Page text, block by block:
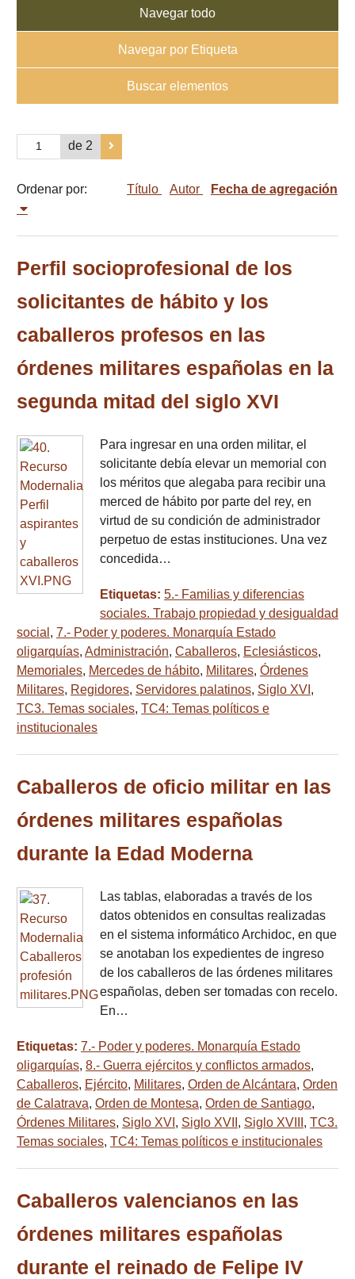
Navegar todo
Navegar por Etiqueta
Buscar elementos
de 2
Ordenar por: Título Autor Fecha de agregación
Perfil socioprofesional de los
solicitantes de hábito y los
caballeros profesos en las
órdenes militares españolas en la
segunda mitad del siglo XVI
Para ingresar en una orden militar, el
solicitante debía elevar un memorial con
los méritos que alegaba para recibir una
merced de hábito por parte del rey, en
virtud de su condición de administrador
perpetuo de estas instituciones. Una vez
concedida…
Etiquetas: 5.- Familias y diferencias
sociales. Trabajo propiedad y desigualdad
social , 7.- Poder y poderes. Monarquía Estado
oligarquías, Administración, Caballeros, Eclesiásticos,
Memoriales, Mercedes de hábito, Militares, Órdenes
Militares, Regidores, Servidores palatinos, Siglo XVI ,
TC3. Temas sociales, TC4: Temas políticos e
institucionales
Caballeros de oficio militar en las
órdenes militares españolas
durante la Edad Moderna
Las tablas, elaboradas a través de los
datos obtenidos en consultas realizadas
en el sistema informático Archidoc, en que
se anotaban los expedientes de ingreso
de los caballeros de las órdenes militares
españolas, deben ser tomadas con recelo.
En…
Etiquetas: 7.- Poder y poderes. Monarquía Estado
oligarquías, 8.- Guerra ejércitos y conflictos armados,
Caballeros, Ejército, Militares, Orden de Alcántara, Orden
de Calatrava, Orden de Montesa, Orden de Santiago,
Órdenes Militares, Siglo XVI , Siglo XVII , Siglo XVIII , TC3.
Temas sociales, TC4: Temas políticos e institucionales
Caballeros valencianos en las
órdenes militares españolas
durante el reinado de Felipe IV